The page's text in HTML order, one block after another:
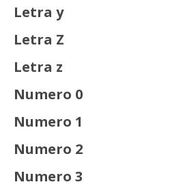
Letra y
Letra Z
Letra z
Numero 0
Numero 1
Numero 2
Numero 3